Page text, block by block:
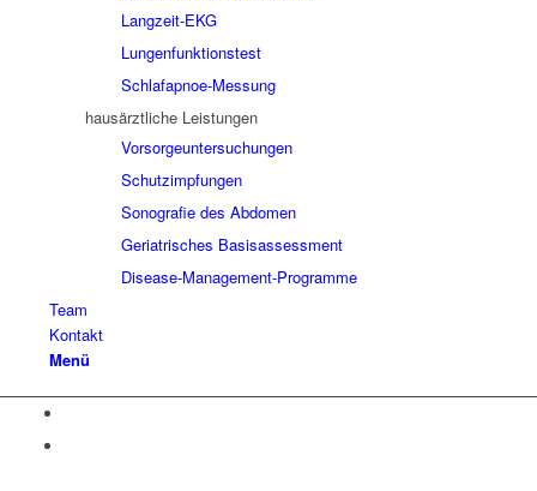
Langzeit-EKG
Lungenfunktionstest
Schlafapnoe-Messung
hausärztliche Leistungen
Vorsorgeuntersuchungen
Schutzimpfungen
Sonografie des Abdomen
Geriatrisches Basisassessment
Disease-Management-Programme
Team
Kontakt
Menü